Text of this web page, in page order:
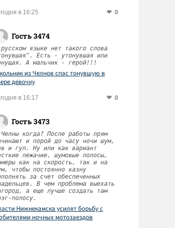
в 16:25 0
Гость 3474
языке нет такого слова
Есть - утонувшая или
А мальчик - герой!!!
из Челнов спас тонувшую в
девочку
в 16:17 0
Гость 3473
когда? После работы прям
и порой до часу ночи шум,
и гул. Ну или как вариант
лежачие, шумовые полосы,
как на скорость, так и на
чтобы постоянно казну
за счет обеспеченных
В чем проблема выехать
а еще лучше создать там
полосу.
Нижнекамска усилят борьбу с
ночных мотозаездов